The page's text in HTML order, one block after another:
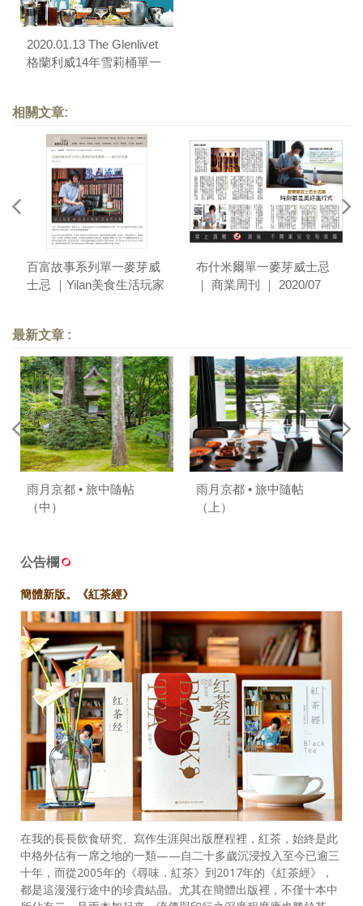
2020.01.13 The Glenlivet
格蘭利威14年雪莉桶單一
相關文章:
百富故事系列單一麥芽威
士忌 ｜Yilan美食生活玩家
布什米爾單一麥芽威士忌
｜ 商業周刊 ｜ 2020/07
最新文章 :
雨月京都 • 旅中隨帖
（中）
雨月京都 • 旅中隨帖
（上）
公告欄
簡體新版。《紅茶經》
在我的長長飲食研究、寫作生涯與出版歷程裡，紅茶，始終是此
中格外佔有一席之地的一類——自二十多歲沉浸投入至今已逾三
十年，而從2005年的《尋味．紅茶》到2017年的《紅茶經》，
都是這漫漫行途中的珍貴結晶。尤其在簡體出版裡，不僅十本中